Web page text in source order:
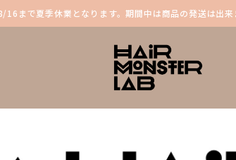
16まで夏季休業となります。期間中は商品の発送は出